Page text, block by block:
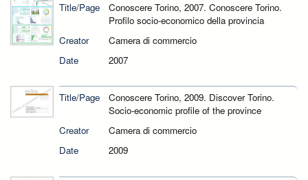
Title/Page
Conoscere Torino, 2007. Conoscere Torino.
Profilo socio-economico della provincia
Creator
Camera di commercio
Date
2007
Title/Page
Conoscere Torino, 2009. Discover Torino.
Socio-economic profile of the province
Creator
Camera di commercio
Date
2009